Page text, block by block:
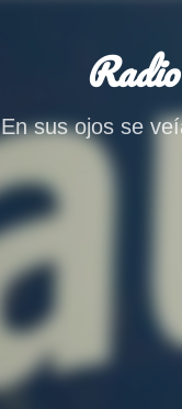
En sus ojos se